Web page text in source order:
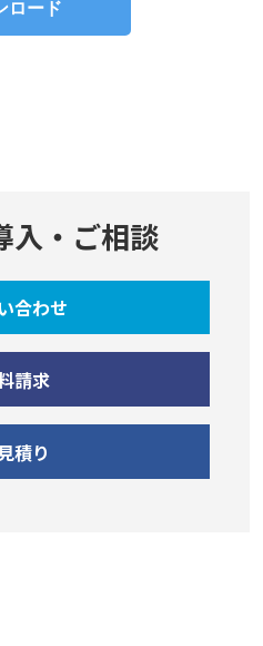
入・ご相談
合わせ
請求
積り